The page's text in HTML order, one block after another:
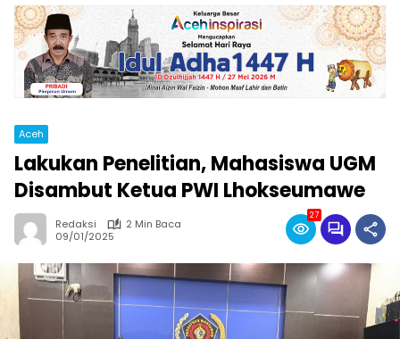
Aceh
Lakukan Penelitian, Mahasiswa UGM
Disambut Ketua PWI Lhokseumawe
Redaksi
2 Min Baca
09/01/2025
27